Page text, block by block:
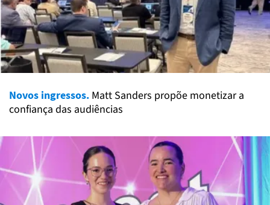
Novos ingressos. Matt Sanders propõe monetizar a
confiança das audiências